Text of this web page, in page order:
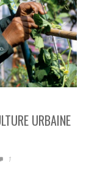
URBAINE
1